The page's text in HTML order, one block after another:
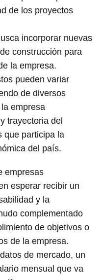
de los proyectos
incorporar nuevas
construcción para
la empresa.
pueden variar
de diversos
empresa
trayectoria del
que participa la
del país.
empresas
esperar recibir un
y la
complementado
de objetivos o
de la empresa.
de mercado, un
mensual que va